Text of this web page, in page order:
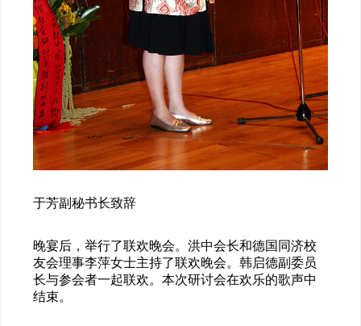
于芳副秘书长致辞
晚宴后，举行了联欢晚会。洪中会长和德国同济校
友会理事李萍女士主持了联欢晚会。韩启德副委员
长与参会者一起联欢。本次研讨会在欢乐的歌声中
结束。